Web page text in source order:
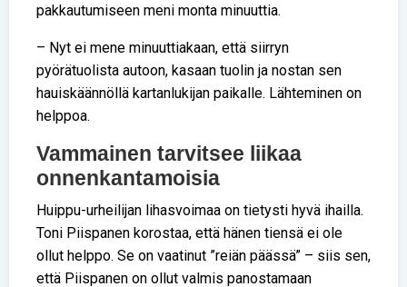
pakkautumiseen meni monta minuuttia.
– Nyt ei mene minuuttiakaan, että siirryn
pyörätuolista autoon, kasaan tuolin ja nostan sen
hauiskäännöllä kartanlukijan paikalle. Lähteminen on
helppoa.
Vammainen tarvitsee liikaa
onnenkantamoisia
Huippu-urheilijan lihasvoimaa on tietysti hyvä ihailla.
Toni Piispanen korostaa, että hänen tiensä ei ole
ollut helppo. Se on vaatinut ”reiän päässä” – siis sen,
että Piispanen on ollut valmis panostamaan